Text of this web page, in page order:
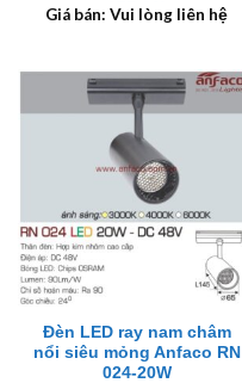
Giá bán: Vui lòng liên hệ
Đèn LED ray nam châm
nổi siêu mỏng Anfaco RN
024-20W